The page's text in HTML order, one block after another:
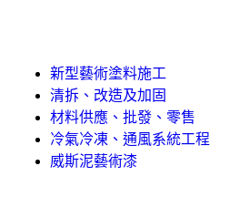
新型藝術塗料施工
清拆、改造及加固
材料供應、批發、零售
冷氣冷凍、通風系統工程
威斯泥藝術漆